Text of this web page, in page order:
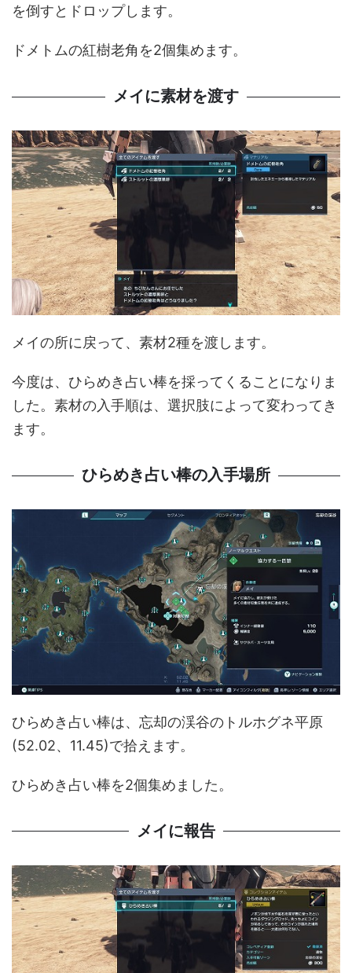
を倒すとドロップします。
ドメトムの紅樹老角を2個集めます。
メイに素材を渡す
メイの所に戻って、素材2種を渡します。
今度は、ひらめき占い棒を採ってくることになりま
した。素材の入手順は、選択肢によって変わってき
ます。
ひらめき占い棒の入手場所
ひらめき占い棒は、忘却の渓谷のトルホグネ平原
(52.02、11.45)で拾えます。
ひらめき占い棒を2個集めました。
メイに報告